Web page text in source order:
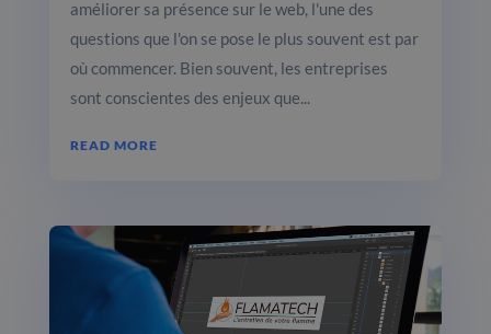
améliorer sa présence sur le web, l'une des
questions que l'on se pose le plus souvent est par
où commencer. Bien souvent, les entreprises
sont conscientes des enjeux que...
READ MORE